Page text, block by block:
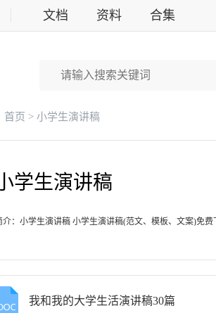
文档 资料 合集
首页 > 小学生演讲稿
学生演讲稿
介：小学生演讲稿 小学生演讲稿(范文、模板、文案)免费
我和我的大学生活演讲稿30篇